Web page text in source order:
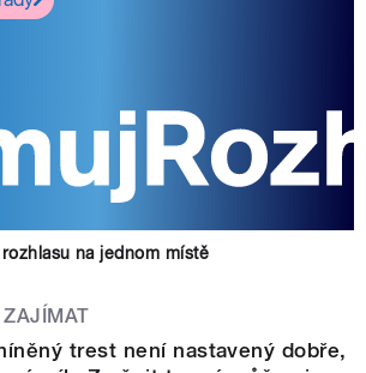
na jednom místě
ZAJÍMAT
trest není nastavený dobře,